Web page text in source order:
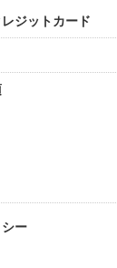
ジットカード
ー